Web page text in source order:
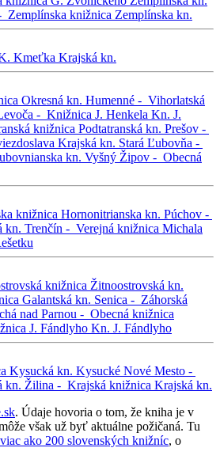
Zemplínska knižnica Zemplínska kn.
Kmeťka Krajská kn.
Okresná kn. Humenné - Vihorlatská
- Knižnica J. Henkela Kn. J.
knižnica Podtatranská kn. Prešov -
Krajská kn. Stará Ľubovňa -
kn. Vyšný Žipov - Obecná
knižnica Hornonitrianska kn. Púchov -
kn. Trenčín - Verejná knižnica Michala
knižnica Žitnoostrovská kn.
Galantská kn. Senica - Záhorská
nad Parnou - Obecná knižnica
J. Fándlyho Kn. J. Fándlyho
Kysucká kn. Kysucké Nové Mesto -
kn. Žilina - Krajská knižnica Krajská kn.
. Údaje hovoria o tom, že kniha je v
však už byť aktuálne požičaná. Tu
ako 200 slovenských knižníc, o